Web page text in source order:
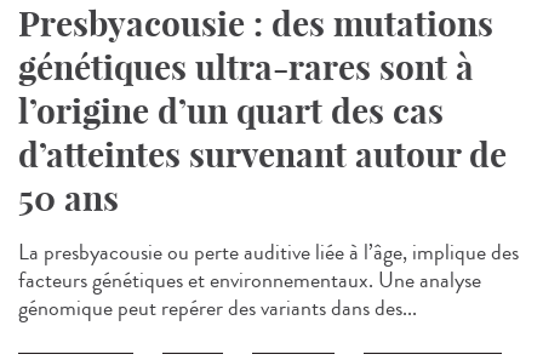
Presbyacousie : des mutations
génétiques ultra-rares sont à
l’origine d’un quart des cas
d’atteintes survenant autour de
50 ans
La presbyacousie ou perte auditive liée à l’âge, implique des
facteurs génétiques et environnementaux. Une analyse
génomique peut repérer des variants dans des...